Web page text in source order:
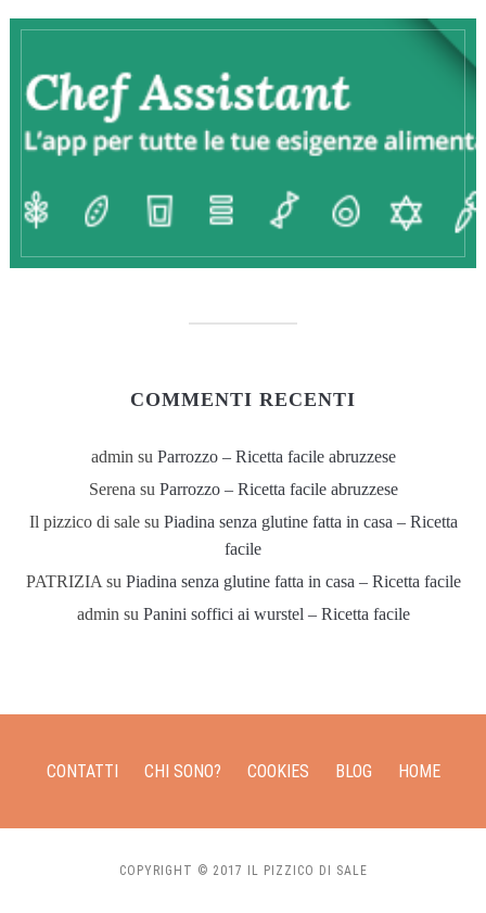
COMMENTI RECENTI
admin su Parrozzo – Ricetta facile abruzzese
Serena su Parrozzo – Ricetta facile abruzzese
Il pizzico di salesu Piadina senza glutine fatta in casa – Ricetta
facile
PATRIZIA su Piadina senza glutine fatta in casa – Ricetta facile
admin su Panini soffici ai wurstel – Ricetta facile
CONTATTI CHI SONO? COOKIES BLOG HOME
COPYRIGHT © 2017 IL PIZZICO DI SALE